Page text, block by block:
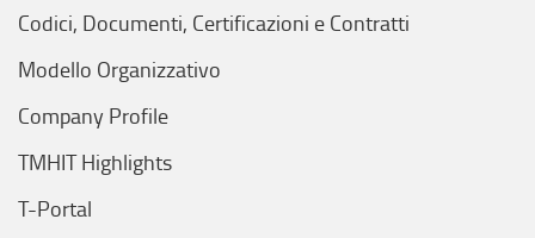
Codici, Documenti, Certificazioni e Contratti
Modello Organizzativo
Company Profile
TMHIT Highlights
T-Portal